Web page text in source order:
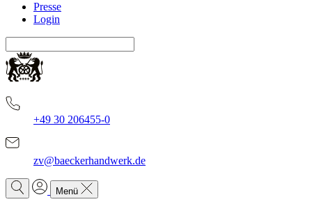
Presse
Login
+49 30 206455-0
zv@baeckerhandwerk.de
Menü